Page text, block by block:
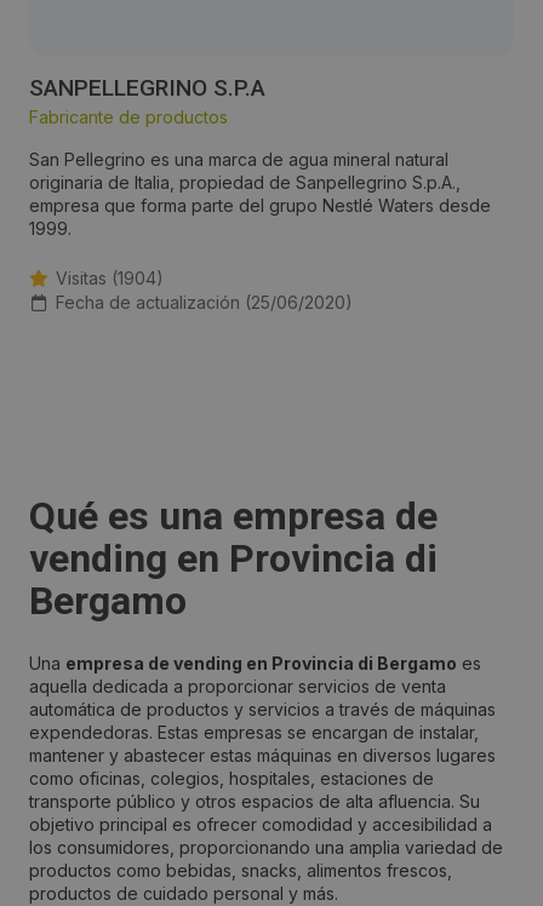
SANPELLEGRINO S.P.A
Fabricante de productos
San Pellegrino es una marca de agua mineral natural
originaria de Italia, propiedad de Sanpellegrino S.p.A.,
empresa que forma parte del grupo Nestlé Waters desde
1999.
Visitas (1904)
Fecha de actualización (25/06/2020)
Qué es una empresa de
vending en Provincia di
Bergamo
Una empresa de vending en Provincia di Bergamo es
aquella dedicada a proporcionar servicios de venta
automática de productos y servicios a través de máquinas
expendedoras. Estas empresas se encargan de instalar,
mantener y abastecer estas máquinas en diversos lugares
como oficinas, colegios, hospitales, estaciones de
transporte público y otros espacios de alta afluencia. Su
objetivo principal es ofrecer comodidad y accesibilidad a
los consumidores, proporcionando una amplia variedad de
productos como bebidas, snacks, alimentos frescos,
productos de cuidado personal y más.